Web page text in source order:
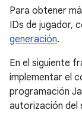
Para obtener
IDs de jugador,
generación.
En el siguiente
implementar el
programación
autorización del